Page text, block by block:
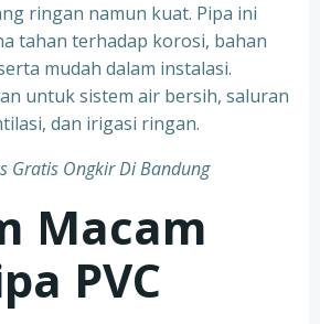
ringan namun kuat. Pipa ini
tahan terhadap korosi, bahan
mudah dalam instalasi.
untuk sistem air bersih, saluran
dan irigasi ringan.
Gratis Ongkir Di Bandung
Macam
PVC